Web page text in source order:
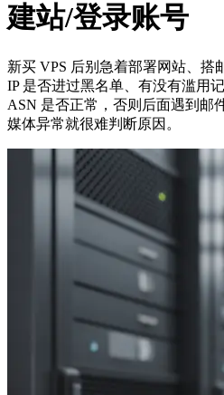
建站/登录账号
新买 VPS 后别急着部署网站、搭
IP 是否进过黑名单、有没有滥用
ASN 是否正常，否则后面遇到邮
媒体异常就很难判断原因。